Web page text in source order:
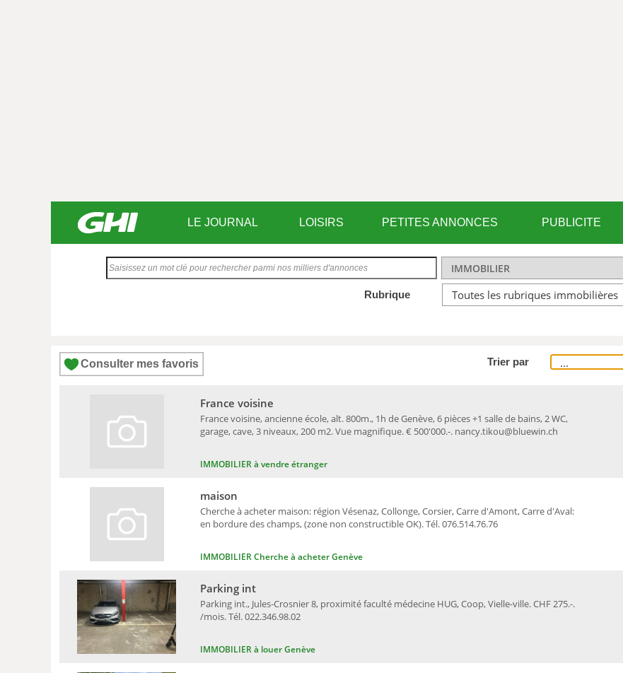
LE JOURNAL LOISIRS PETITES ANNONCES PUBLICITE
Rubrique
Consulter mes favoris Trier par
IMMOBILIER à vendre étranger
France voisine, ancienne école, alt. 800m., 1h de Genève, 6 pièces +1 salle de bains, 2 WC,
garage, cave, 3 niveaux, 200 m2. Vue magnifique. € 500'000.-. nancy.tikou@bluewin.ch
France voisine
IMMOBILIER Cherche à acheter Genève
Cherche à acheter maison: région Vésenaz, Collonge, Corsier, Carre d'Amont, Carre d'Aval:
en bordure des champs, (zone non constructible OK). Tél. 076.514.76.76
maison
IMMOBILIER à louer Genève
Parking int., Jules-Crosnier 8, proximité faculté médecine HUG, Coop, Vielle-ville. CHF 275.-.
/mois. Tél. 022.346.98.02
Parking int